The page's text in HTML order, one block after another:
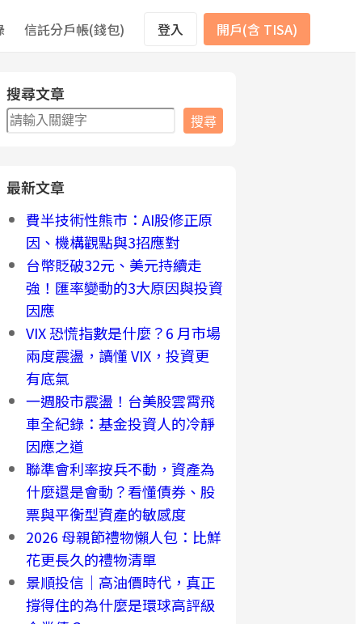
信託分戶帳(錢包) 登入 開戶(含 TISA)
搜尋文章
搜
尋
搜尋
最新文章
費半技術性熊市：AI股修正原
因、機構觀點與3招應對
台幣貶破32元、美元持續走
強！匯率變動的3大原因與投資
因應
VIX 恐慌指數是什麼？6 月市場
兩度震盪，讀懂 VIX，投資更
有底氣
一週股市震盪！台美股雲霄飛
車全紀錄：基金投資人的冷靜
因應之道
聯準會利率按兵不動，資產為
什麼還是會動？看懂債券、股
票與平衡型資產的敏感度
2026 母親節禮物懶人包：比鮮
花更長久的禮物清單
景順投信｜高油價時代，真正
撐得住的為什麼是環球高評級